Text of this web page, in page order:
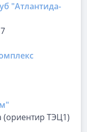
"Атлантида-
(ориентир ТЭЦ1)